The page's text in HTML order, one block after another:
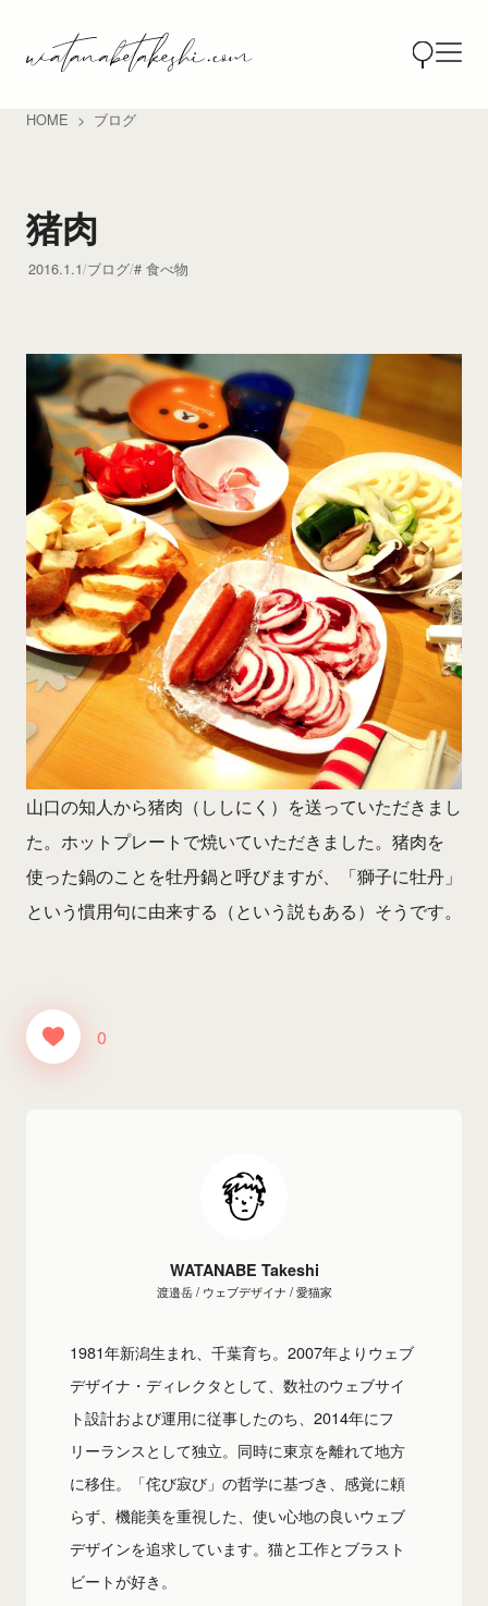
HOME ブログ
猪肉
2016.1.1 ブログ 食べ物
山口の知人から猪肉（ししにく）を送っていただきまし
た。ホットプレートで焼いていただきました。猪肉を
使った鍋のことを牡丹鍋と呼びますが、「獅子に牡丹」
という慣用句に由来する（という説もある）そうです。
0
WATANABE Takeshi
渡邉岳 / ウェブデザイナ / 愛猫家
1981年新潟生まれ、千葉育ち。2007年よりウェブ
デザイナ・ディレクタとして、数社のウェブサイ
ト設計および運用に従事したのち、2014年にフ
リーランスとして独立。同時に東京を離れて地方
に移住。「侘び寂び」の哲学に基づき、感覚に頼
らず、機能美を重視した、使い心地の良いウェブ
デザインを追求しています。猫と工作とブラスト
ビートが好き。